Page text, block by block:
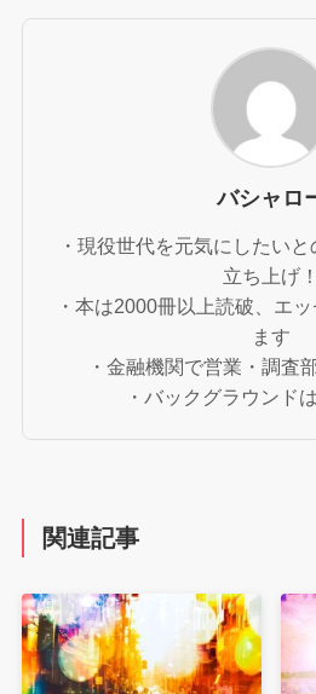
バシャロ
・現役世代を元気にしたい
立ち上げ！
・本は2000冊以上読破、エ
ます
・金融機関で営業・調査
・バックグラウンド
関連記事